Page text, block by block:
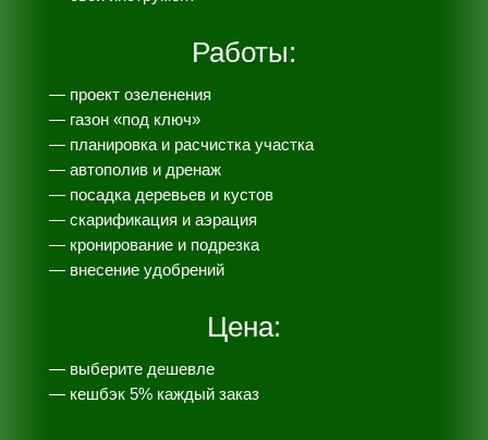
Работы:
— проект озеленения
— газон «под ключ»
— планировка и расчистка участка
— автополив и дренаж
— посадка деревьев и кустов
— скарификация и аэрация
— кронирование и подрезка
— внесение удобрений
Цена:
— выберите дешевле
— кешбэк 5% каждый заказ